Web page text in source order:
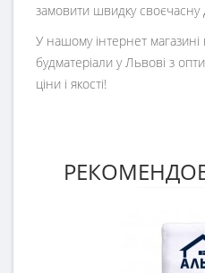
замовити швидку своєчасну
У нашому інтернет
будматеріали у Львові з
ціни і якості!